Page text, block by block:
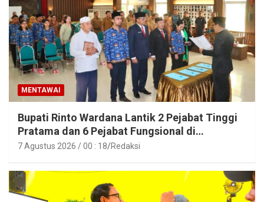
MENTAWAI
Bupati Rinto Wardana Lantik 2 Pejabat Tinggi
Pratama dan 6 Pejabat Fungsional di
Lingkungan Pemkab Kepulauan Mentawai
7 Agustus 2026 / 00 : 18 Redaksi